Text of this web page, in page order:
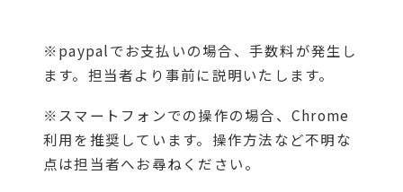
※paypalでお支払いの場合、手数料が発生し
ます。担当者より事前に説明いたします。
※スマートフォンでの操作の場合、Chrome
利用を推奨しています。操作方法など不明な
点は担当者へお尋ねください。